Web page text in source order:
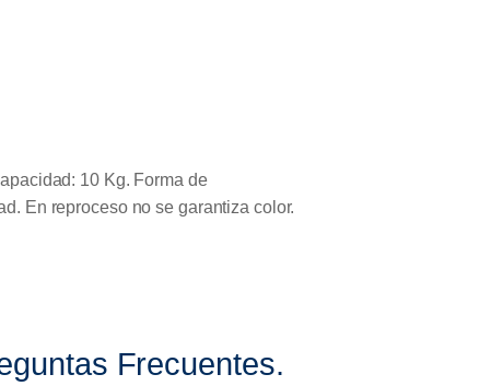
10 Kg. Forma de
En reproceso no se garantiza color.
Frecuentes.